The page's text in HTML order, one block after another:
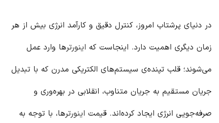
در دنیای پرشتاب امروز، کنترل دقیق و کارآمد انرژی بیش از هر
زمان دیگری اهمیت دارد. اینجاست که اینورترها وارد عمل
می‌شوند؛ قلب تپنده‌ی سیستم‌های الکتریکی مدرن که با تبدیل
جریان مستقیم به جریان متناوب، انقلابی در بهره‌وری و
صرفه‌جویی انرژی ایجاد کرده‌اند. قیمت اینورترها، با توجه به